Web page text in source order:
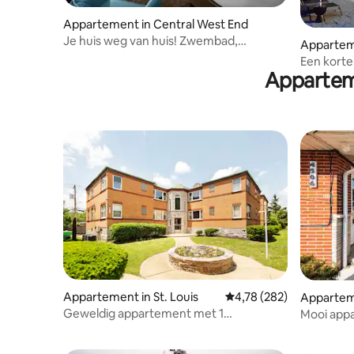
Appartement in Central West End
Je huis weg van huis! Zwembad,
nd
Een
Appartement in St. Louis Gemiddelde
4,78 (282)
Geweldig appartement met 1
Mooi